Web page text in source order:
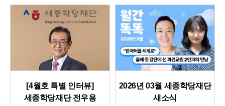
[4월호 특별 인터뷰]
세종학당재단 전우용
2026년 03월 세종학당재단
새소식